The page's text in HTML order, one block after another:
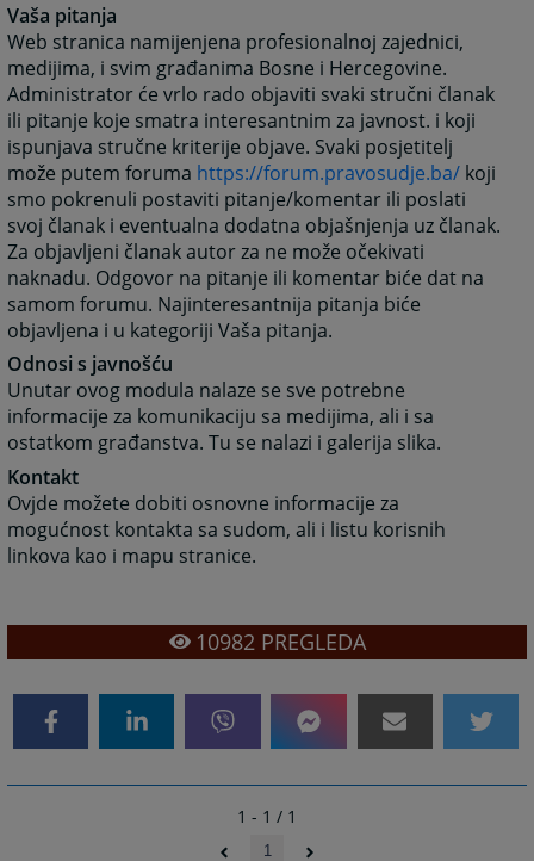
Vaša pitanja
Web stranica namijenjena profesionalnoj zajednici,
medijima, i svim građanima Bosne i Hercegovine.
Administrator će vrlo rado objaviti svaki stručni članak
ili pitanje koje smatra interesantnim za javnost. i koji
ispunjava stručne kriterije objave. Svaki posjetitelj
može putem foruma https://forum.pravosudje.ba/ koji
smo pokrenuli postaviti pitanje/komentar ili poslati
svoj članak i eventualna dodatna objašnjenja uz članak.
Za objavljeni članak autor za ne može očekivati
naknadu. Odgovor na pitanje ili komentar biće dat na
samom forumu. Najinteresantnija pitanja biće
objavljena i u kategoriji Vaša pitanja.
Odnosi s javnošću
Unutar ovog modula nalaze se sve potrebne
informacije za komunikaciju sa medijima, ali i sa
ostatkom građanstva. Tu se nalazi i galerija slika.
Kontakt
Ovjde možete dobiti osnovne informacije za
mogućnost kontakta sa sudom, ali i listu korisnih
linkova kao i mapu stranice.
10982PREGLEDA
1 - 1 / 1
1